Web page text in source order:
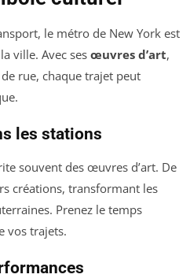
le métro de New York est
ville. Avec ses œuvres d’art,
rue, chaque trajet peut
les stations
souvent des œuvres d’art. De
créations, transformant les
Prenez le temps
vos trajets.